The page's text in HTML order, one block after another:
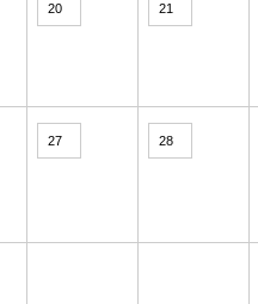
20 21
27 28